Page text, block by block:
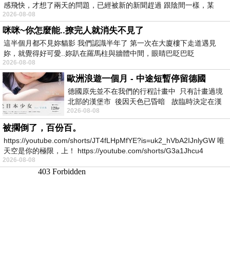
感飛快，才想了兩天的問題，已經被新的新聞趕過 跟陰間一樣，某
2026-08-08
咪咪~你怎麼能..撩完人就消失不見了
這半個月都不見妳貓影 我們認識半年了 第一次在大廈樓下走道遇見
妳，就覺得好可愛..妳趴在羅馬柱與牆體中間，眼睛巴眨巴眨
2026-08-08
歐洲浪遊一個月 - 中途短暫停留德國
德國原先並不在我們的行程計畫中 只有計畫過境
北部的漢堡市 後因天色已昏暗 故臨時決定在漢
堡市吃晚餐和過夜
2026-08-08
被擱倒了，百份百。
https://youtube.com/shorts/JT4fLHpMfYE?is=uk2_hVbA2IJnlyGW 唯
天空是你的極限，上！ https://youtube.com/shorts/G3a1Jhcu4
2026-08-08